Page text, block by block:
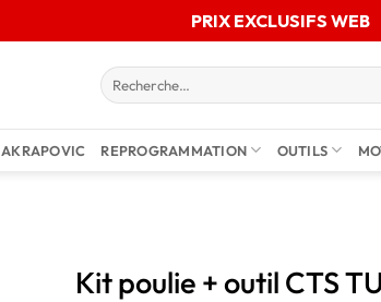
PRIX EXCLUSIFS WEB
AKRAPOVIC REPROGRAMMATION OUTILS
Kit poulie + outil CTS